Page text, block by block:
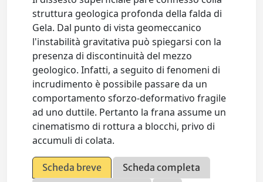
struttura geologica profonda della falda di
Gela. Dal punto di vista geomeccanico
l'instabilità gravitativa può spiegarsi con la
presenza di discontinuità del mezzo
geologico. Infatti, a seguito di fenomeni di
incrudimento è possibile passare da un
comportamento sforzo-deformativo fragile
ad uno duttile. Pertanto la frana assume un
cinematismo di rottura a blocchi, privo di
accumuli di colata.
Scheda breve
Scheda completa